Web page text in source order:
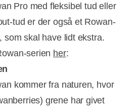
Pro med fleksibel tud eller
tud er der også et Rowan-
som skal have lidt ekstra.
serien her:
kommer fra naturen, hvor
grene har givet